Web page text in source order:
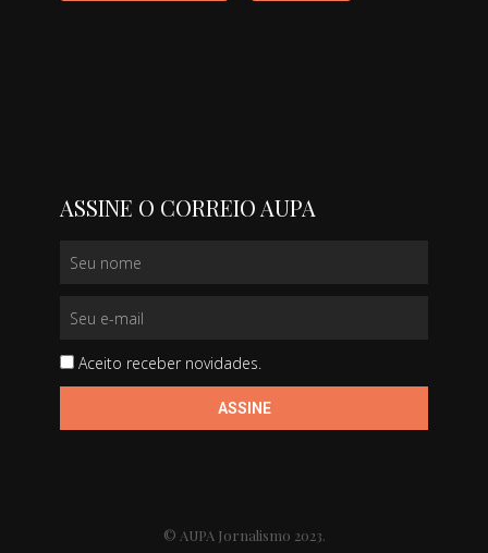
ASSINE O CORREIO AUPA
Aceito receber novidades.
ASSINE
© AUPA Jornalismo 2023.